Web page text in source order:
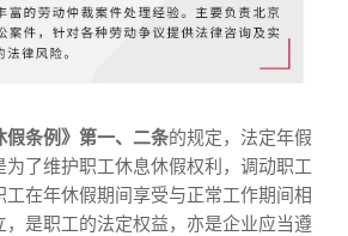
假条例》第一、二条的规定，法定年假
为了维护职工休息休假权利，调动职工
工在年休假期间享受与正常工作期间相
，是职工的法定权益，亦是企业应当遵